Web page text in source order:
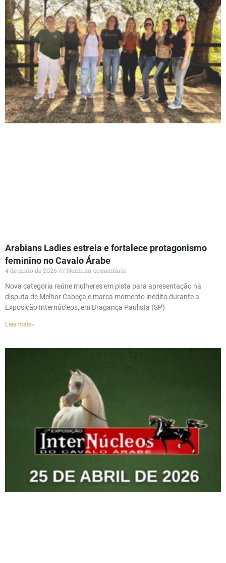
Arabians Ladies estreia e fortalece protagonismo
feminino no Cavalo Árabe
4 de maio de 2026
Nenhum comentário
Nova categoria reúne mulheres em pista para apresentação na
disputa de Melhor Cabeça e marca momento inédito durante a
Exposição Internúcleos, em Bragança Paulista (SP)
Leia mais»